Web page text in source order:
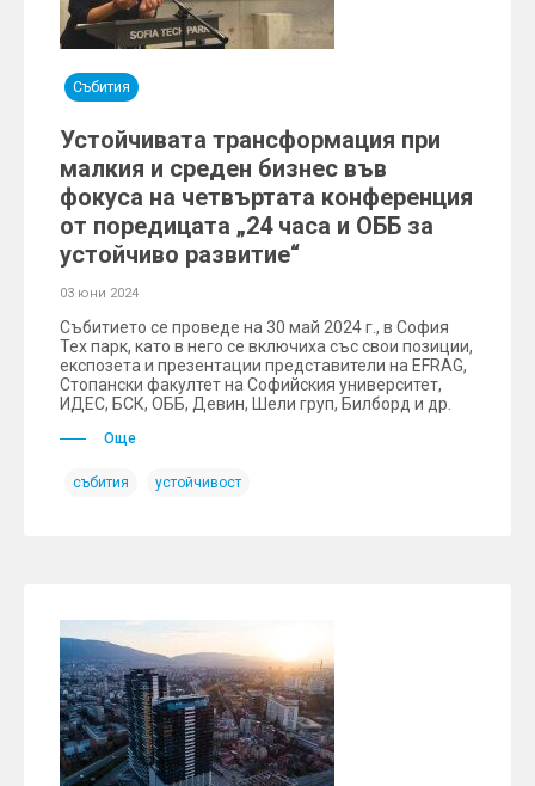
Събития
Устойчивата трансформация при
малкия и среден бизнес във
фокуса на четвъртата конференция
от поредицата „24 часа и ОББ за
устойчиво развитие“
03 юни 2024
Събитието се проведе на 30 май 2024 г., в София
Тех парк, като в него се включиха със свои позиции,
експозета и презентации представители на EFRAG,
Стопански факултет на Софийския университет,
ИДЕС, БСК, ОББ, Девин, Шели груп, Билборд и др.
Още
събития устойчивост